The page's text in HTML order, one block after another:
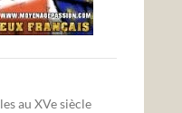
au XVe siècle